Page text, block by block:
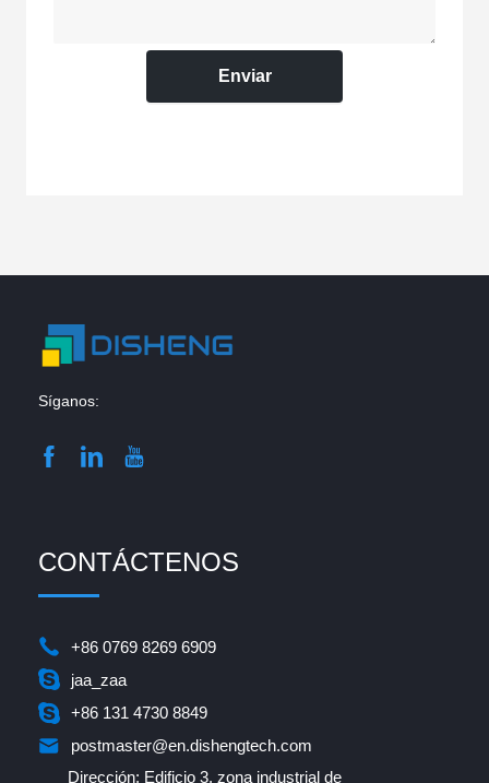
Enviar
Síganos:
CONTÁCTENOS
+86 0769 8269 6909
jaa_zaa
+86 131 4730 8849
postmaster@en.dishengtech.com
Dirección: Edificio 3, zona industrial de